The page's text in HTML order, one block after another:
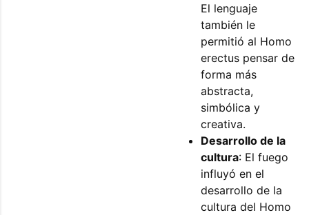
El lenguaje
también le
permitió al Homo
erectus pensar de
forma más
abstracta,
simbólica y
creativa.
Desarrollo de la
cultura: El fuego
influyó en el
desarrollo de la
cultura del Homo